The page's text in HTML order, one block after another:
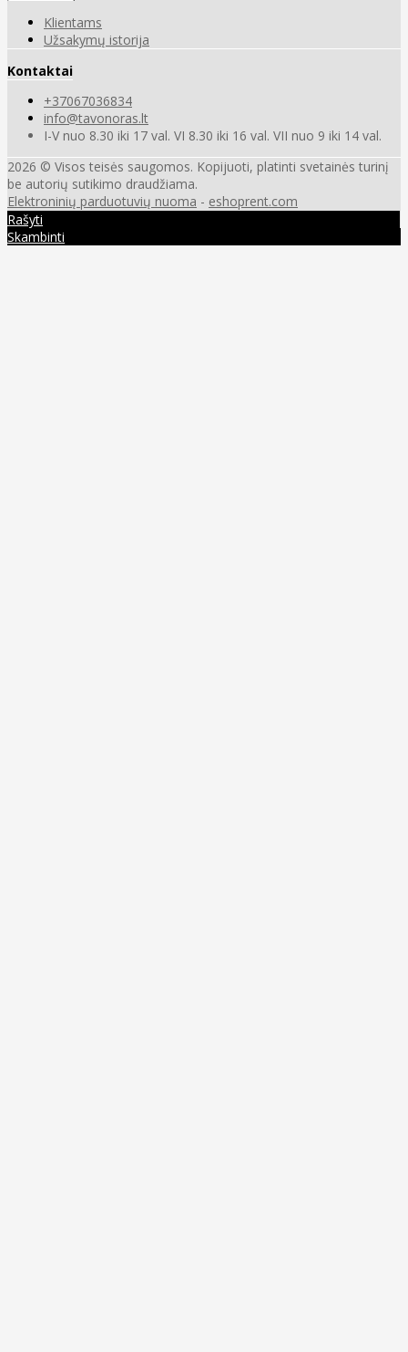
Klientams
Užsakymų istorija
Kontaktai
+37067036834
info@tavonoras.lt
I-V nuo 8.30 iki 17 val. VI 8.30 iki 16 val. VII nuo 9 iki 14 val.
2026 © Visos teisės saugomos. Kopijuoti, platinti svetainės turinį
be autorių sutikimo draudžiama.
Elektroninių parduotuvių nuoma - eshoprent.com
Rašyti
Skambinti